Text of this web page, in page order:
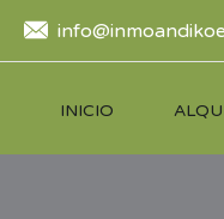
INICIO